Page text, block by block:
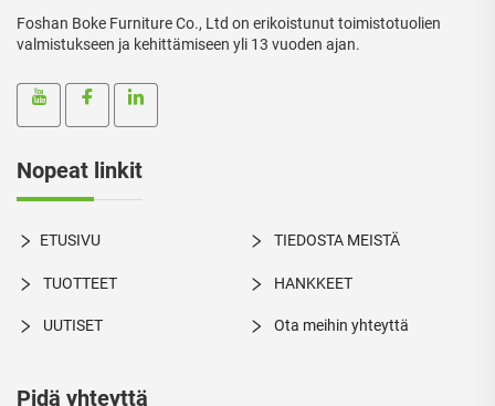
Foshan Boke Furniture Co., Ltd on erikoistunut toimistotuolien
valmistukseen ja kehittämiseen yli 13 vuoden ajan.
Nopeat linkit
ETUSIVU TIEDOSTA MEISTÄ
TUOTTEET HANKKEET
UUTISET Ota meihin yhteyttä
Pidä yhteyttä